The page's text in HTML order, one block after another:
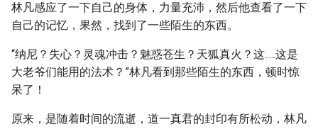
林凡感应了一下自己的身体，力量充沛，然后他查看了一下
自己的记忆，果然，找到了一些陌生的东西。
“纳尼？失心？灵魂冲击？魅惑苍生？天狐真火？这.....这是
大老爷们能用的法术？”林凡看到那些陌生的东西，顿时惊
呆了！
原来，是随着时间的流逝，道一真君的封印有所松动，林凡